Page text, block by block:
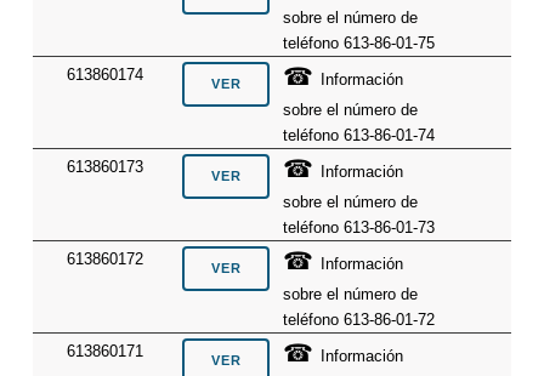
sobre el número de
teléfono 613-86-01-75
613860174
☎
Información
sobre el número de
teléfono 613-86-01-74
613860173
☎
Información
sobre el número de
teléfono 613-86-01-73
613860172
☎
Información
sobre el número de
teléfono 613-86-01-72
613860171
☎
Información